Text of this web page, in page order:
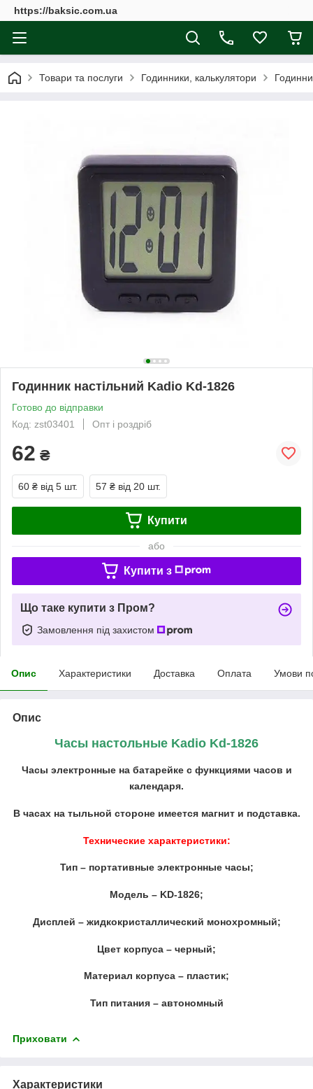
https://baksic.com.ua
Товари та послуги Годинники, калькулятори
Годинник настільний Kadio Kd-1826
Готово до відправки
Код: zst03401
Опт і роздріб
62 ₴
60 ₴ від 5 шт. 57 ₴ від 20 шт.
Купити
або
Купити з
Що таке купити з Пром?
Замовлення під захистом
Опис Характеристики Доставка Оплата Умови
Опис
Часы настольные Kadio Kd-1826
Часы электронные на батарейке с функциями часов и
календаря.
В часах на тыльной стороне имеется магнит и подставка.
Технические характеристики:
Тип – портативные электронные часы;
Модель – KD-1826;
Дисплей – жидкокристаллический монохромный;
Цвет корпуса – черный;
Материал корпуса – пластик;
Тип питания – автономный
Приховати
Характеристики